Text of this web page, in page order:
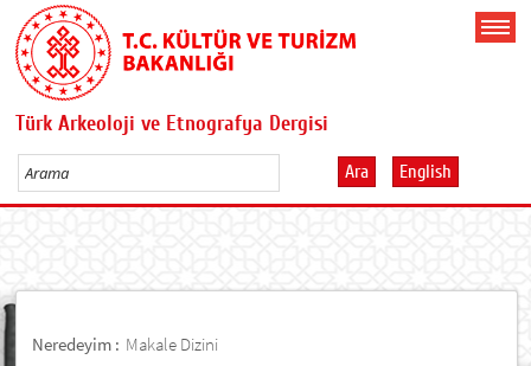
Türk Arkeoloji ve Etnografya Dergisi
Ara English
Neredeyim : Makale Dizini